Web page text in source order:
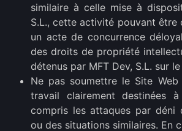
similaire à celle mise à
S.L., cette activité pouvant être
un acte de concurrence
des droits de propriété
détenus par MFT Dev, S.L. sur
Ne pas soumettre le Site
travail clairement destinées
compris les attaques par déni
ou des situations similaires. En